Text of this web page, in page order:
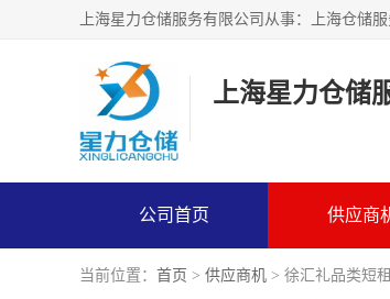
上海星力仓储
公司首页 供应商
当前位置： 首页 > 供应商机 > 徐汇礼品类短